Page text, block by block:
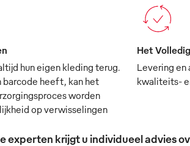
hun eigen kleding terug.
barcode heeft, kan het
worden
op verwisselingen
Het
Levering en
kwaliteits-
experten krijgt u individueel advies